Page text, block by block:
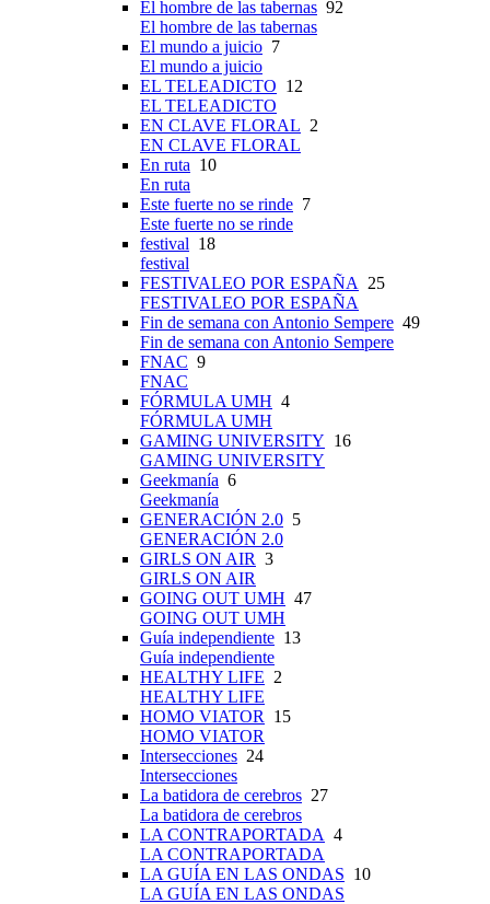
El hombre de las tabernas 92
El hombre de las tabernas
El mundo a juicio 7
El mundo a juicio
EL TELEADICTO 12
EL TELEADICTO
EN CLAVE FLORAL 2
EN CLAVE FLORAL
En ruta 10
En ruta
Este fuerte no se rinde 7
Este fuerte no se rinde
festival 18
festival
FESTIVALEO POR ESPAÑA
25
FESTIVALEO POR ESPAÑA
Fin de semana con Antonio Sempere 49
Fin de semana con Antonio Sempere
FNAC 9
FNAC
FÓRMULA UMH 4
FÓRMULA UMH
GAMING UNIVERSITY 16
GAMING UNIVERSITY
Geekmanía 6
Geekmanía
GENERACIÓN 2.0 5
GENERACIÓN 2.0
GIRLS ON AIR 3
GIRLS ON AIR
GOING OUT UMH 47
GOING OUT UMH
Guía independiente 13
Guía independiente
HEALTHY LIFE 2
HEALTHY LIFE
HOMO VIATOR
15
HOMO VIATOR
Intersecciones 24
Intersecciones
La batidora de cerebros 27
La batidora de cerebros
LA CONTRAPORTADA 4
LA CONTRAPORTADA
LA GUÍA EN LAS ONDAS 10
LA GUÍA EN LAS ONDAS